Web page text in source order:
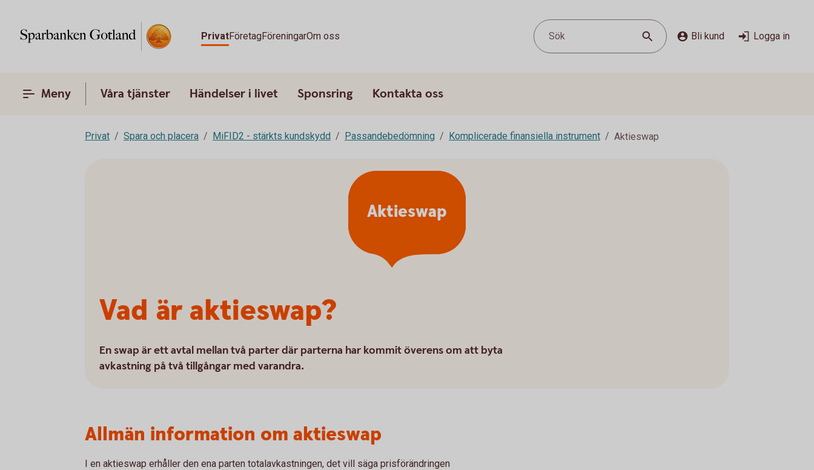
PrivatFöretagFöreningarOm oss Sök Bli kund Logga in
Meny Våra tjänster Händelser i livet Sponsring Kontakta oss
Privat Spara och placera MiFID2 - stärkts kundskydd Passandebedömning Komplicerade finansiella instrument Aktieswap
Vad är aktieswap?
En swap är ett avtal mellan två parter där parterna har kommit överens om att byta
avkastning på två tillgångar med varandra.
Aktieswap
Allmän information om aktieswap
I en aktieswap erhåller den ena parten totalavkastningen, det vill säga prisförändringen